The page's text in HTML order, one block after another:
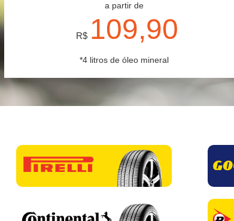
a partir de
R$ 109,90
*4 litros de óleo mineral